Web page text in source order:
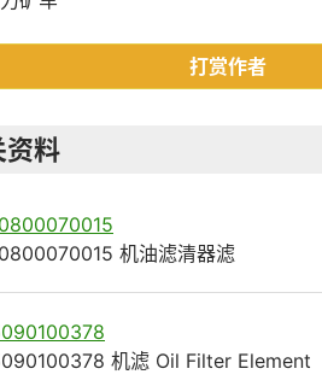
打赏作者
资料
机油滤清器滤
机滤 Oil Filter Element